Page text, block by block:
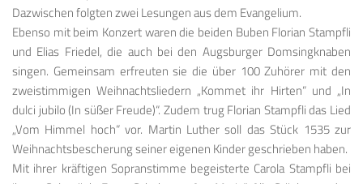
Dazwischen folgten zwei Lesungen aus dem Evangelium.
Ebenso mit beim Konzert waren die beiden Buben Florian Stampfli
und Elias Friedel, die auch bei den Augsburger Domsingknaben
singen. Gemeinsam erfreuten sie die über 100 Zuhörer mit den
zweistimmigen Weihnachtsliedern „Kommet ihr Hirten“ und „In
dulci jubilo (In süßer Freude)“. Zudem trug Florian Stampfli das Lied
„Vom Himmel hoch“ vor. Martin Luther soll das Stück 1535 zur
Weihnachtsbescherung seiner eigenen Kinder geschrieben haben.
Mit ihrer kräftigen Sopranstimme begeisterte Carola Stampfli bei